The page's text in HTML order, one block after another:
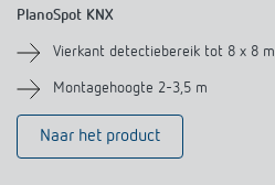
PlanoSpot KNX
Vierkant detectiebereik tot 8 x 8 m
Montagehoogte 2-3,5 m
Naar het product